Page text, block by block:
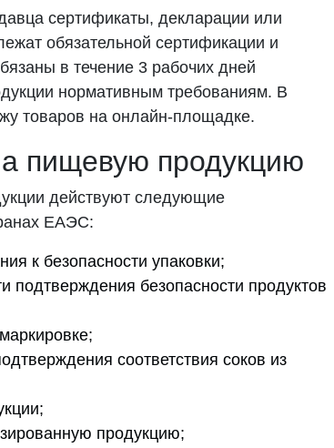
сертификаты, декларации или
обязательной сертификации и
в течение 3 рабочих дней
нормативным требованиям. В
товаров на онлайн-площадке.
пищевую продукцию
действуют следующие
ЕАЭС:
к безопасности упаковки;
подтверждения безопасности продуктов
соответствия соков из
продукцию;